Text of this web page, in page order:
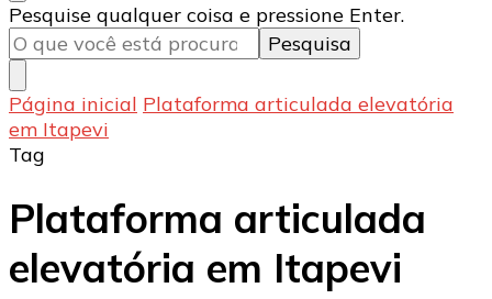
Procurando
algo?
Pesquise qualquer coisa e pressione Enter.
Página inicial Plataforma articulada elevatória
em Itapevi
Tag
Plataforma articulada
elevatória em Itapevi